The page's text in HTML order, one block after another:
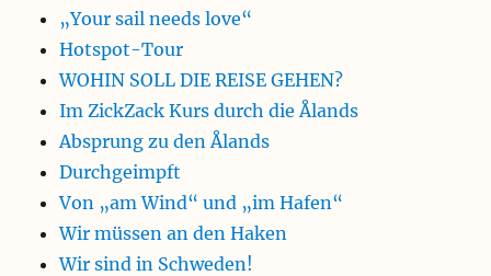
„Your sail needs love“
Hotspot-Tour
WOHIN SOLL DIE REISE GEHEN?
Im ZickZack Kurs durch die Ålands
Absprung zu den Ålands
Durchgeimpft
Von „am Wind“ und „im Hafen“
Wir müssen an den Haken
Wir sind in Schweden!